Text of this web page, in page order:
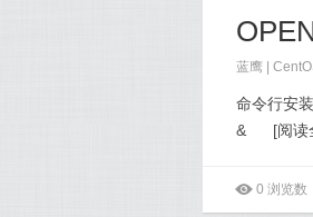
蓝鹰 |
命令行安
&
[阅读
ė 0 浏览数